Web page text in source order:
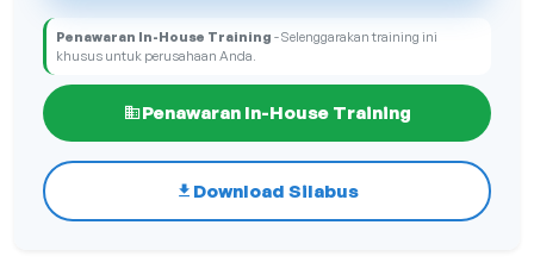
Penawaran In-House Training - Selenggarakan training ini
khusus untuk perusahaan Anda.
Penawaran In-House Training
Download Silabus